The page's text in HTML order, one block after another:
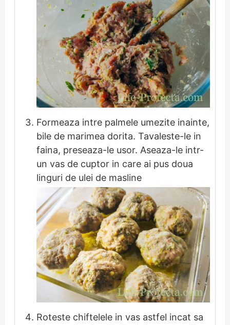
Formeaza intre palmele umezite inainte,
bile de marimea dorita. Tavaleste-le in
faina, preseaza-le usor. Aseaza-le intr-
un vas de cuptor in care ai pus doua
linguri de ulei de masline
Roteste chiftelele in vas astfel incat sa